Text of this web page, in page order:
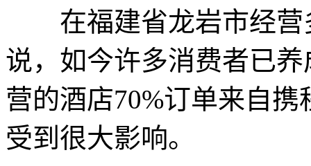
在福建省龙岩市经营
说，如今许多消费者已
营的酒店70%订单来自
受到很大影响。